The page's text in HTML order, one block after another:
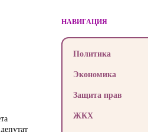
НАВИГАЦИЯ
Политика
Экономика
Защита прав
ЖКХ